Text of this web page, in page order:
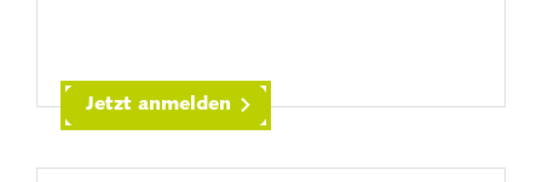
Jetzt anmelden